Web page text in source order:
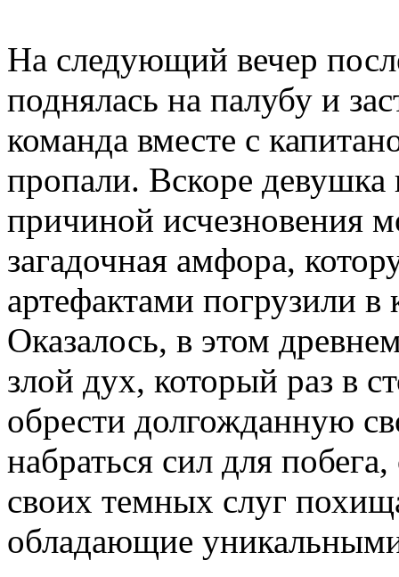
На следующий вечер
поднялась на палубу и
команда вместе с
пропали. Вскоре девушка
причиной исчезновения
загадочная амфора,
артефактами погрузили
Оказалось, в этом
злой дух, который раз в
обрести долгожданную
набраться сил для
своих темных слуг
обладающие